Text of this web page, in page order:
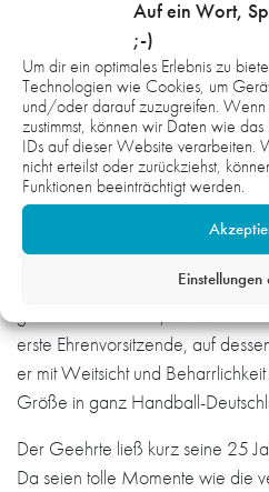
Auf ein Wort,
;-)
Um dir ein optimales Erlebnis zu
Technologien wie Cookies, um
und/oder darauf zuzugreifen.
zustimmst, können wir Daten wie
IDs auf dieser Website verarbeiten.
nicht erteilst oder zurückziehst,
Funktionen beeinträchtigt werden.
Einstellungen
Auch Peter Knapp, der sein Amt
Handball-Verbands weiterhin
HG-Ämtern ausscheiden: „Ohne
Netzwerke zu knüpfen und den
erste Ehrenvorsitzende, auf
er mit Weitsicht und
Größe in ganz Handball-
Der Geehrte ließ kurz seine 25
Da seien tolle Momente wie die